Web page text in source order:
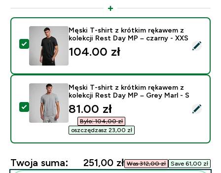
Wybierz ten produkt - Męski T-shirt z krótkim
Męski T-shirt z krótkim rękawem z
kolekcji Rest Day MP – czarny - XXS
104.00 zł‎
Wybierz ten produkt - Męski T-shirt z krótkim
Męski T-shirt z krótkim rękawem z
kolekcji Rest Day MP – Grey Marl - S
discounted price
81.00 zł‎
Było: 104,00 zł‎
oszczędzasz 23,00 zł‎
Twoja suma: 251,00 zł‎ Was 312,00 zł‎ Save 61,00 zł‎